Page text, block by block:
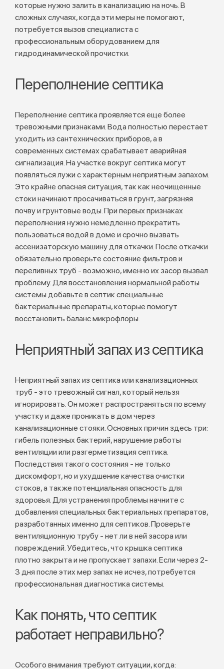
которые нужно залить в канализацию на ночь. В
сложных случаях, когда эти меры не помогают,
потребуется вызов специалиста с
профессиональным оборудованием для
гидродинамической прочистки.
Переполнение септика
Переполнение септика проявляется еще более
тревожными признаками. Вода полностью перестает
уходить из сантехнических приборов, а в
современных системах срабатывает аварийная
сигнализация. На участке вокруг септика могут
появляться лужи с характерным неприятным запахом.
Это крайне опасная ситуация, так как неочищенные
стоки начинают просачиваться в грунт, загрязняя
почву и грунтовые воды. При первых признаках
переполнения нужно немедленно прекратить
пользоваться водой в доме и срочно вызвать
ассенизаторскую машину для откачки. После откачки
обязательно проверьте состояние фильтров и
переливных труб - возможно, именно их засор вызвал
проблему. Для восстановления нормальной работы
системы добавьте в септик специальные
бактериальные препараты, которые помогут
восстановить баланс микрофлоры.
Неприятный запах из септика
Неприятный запах из септика или канализационных
труб - это тревожный сигнал, который нельзя
игнорировать. Он может распространяться по всему
участку и даже проникать в дом через
канализационные стояки. Основных причин здесь три:
гибель полезных бактерий, нарушение работы
вентиляции или разгерметизация септика.
Последствия такого состояния - не только
дискомфорт, но и ухудшение качества очистки
стоков, а также потенциальная опасность для
здоровья. Для устранения проблемы начните с
добавления специальных бактериальных препаратов,
разработанных именно для септиков. Проверьте
вентиляционную трубу - нет ли в ней засора или
повреждений. Убедитесь, что крышка септика
плотно закрыта и не пропускает запахи. Если через 2-
3 дня после этих мер запах не исчез, потребуется
профессиональная диагностика системы.
Как понять, что септик
работает неправильно?
Особого внимания требуют ситуации, когда: